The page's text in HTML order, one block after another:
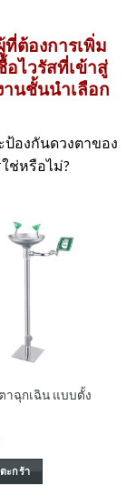
ต้องการเพิ่ม
ไวรัสที่เข้าสู่
านชั้นนำเลือก
ป้องกันดวงตาของ
ช่หรือไม่?
าฉุกเฉิน แบบตั้ง
ะกร้า